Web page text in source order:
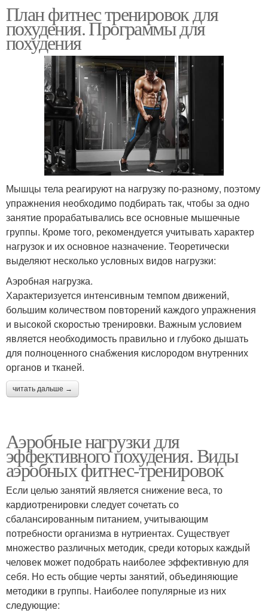
План фитнес тренировок для
похудения. Программы для
похудения
Мышцы тела реагируют на нагрузку по-разному, поэтому
упражнения необходимо подбирать так, чтобы за одно
занятие прорабатывались все основные мышечные
группы. Кроме того, рекомендуется учитывать характер
нагрузок и их основное назначение. Теоретически
выделяют несколько условных видов нагрузки:
Аэробная нагрузка.
Характеризуется интенсивным темпом движений,
большим количеством повторений каждого упражнения
и высокой скоростью тренировки. Важным условием
является необходимость правильно и глубоко дышать
для полноценного снабжения кислородом внутренних
органов и тканей.
читать дальше →
Аэробные нагрузки для
эффективного похудения. Виды
аэробных фитнес-тренировок
Если целью занятий является снижение веса, то
кардиотренировки следует сочетать со
сбалансированным питанием, учитывающим
потребности организма в нутриентах. Существует
множество различных методик, среди которых каждый
человек может подобрать наиболее эффективную для
себя. Но есть общие черты занятий, объединяющие
методики в группы. Наиболее популярные из них
следующие: